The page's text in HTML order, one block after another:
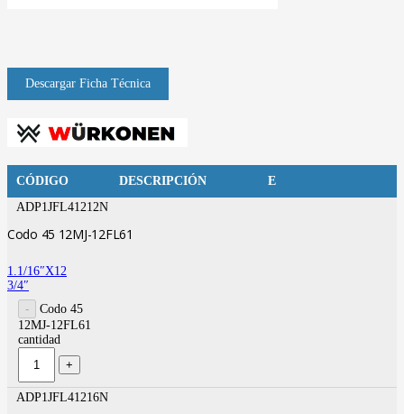
CÓDIGO DESCRIPCIÓN
E
ADP1JFL41212N
Codo 45 12MJ-12FL61
1.1/16″X12
3/4″
Codo 45
12MJ-12FL61
cantidad
ADP1JFL41216N